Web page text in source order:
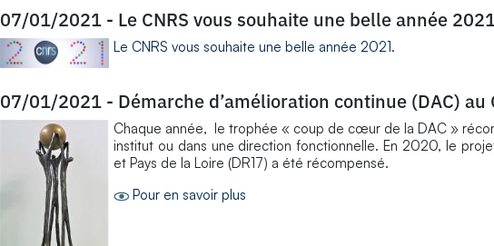
07/01/2021 - Le CNRS vous souhaite une belle année
Le CNRS vous souhaite une belle année 2021.
07/01/2021 - Démarche d’amélioration continue (DAC)
Chaque année, le trophée « coup de cœur de la DAC »
institut ou dans une direction fonctionnelle. En 2020, le
et Pays de la Loire (DR17) a été récompensé.
Pour en savoir plus